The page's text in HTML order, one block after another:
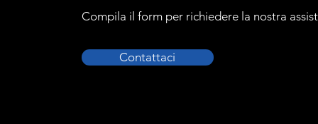
Compila il form per richiedere la nostra
Contattaci